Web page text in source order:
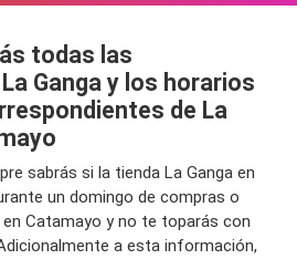
todas las
Ganga y los horarios
de La
sabrás si la tienda La Ganga en
un domingo de compras o
Catamayo y no te toparás con
a esta información,